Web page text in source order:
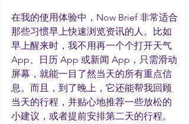
在我的使用体验中，Now Brief 非常适合
那些习惯早上快速浏览资讯的人。比如
早上醒来时，我不用再一个个打开天气
App、日历 App 或新闻 App，只需滑动
屏幕，就能一目了然当天的所有重点信
息。而且，到了晚上，它还能帮我回顾
当天的行程，并贴心地推荐一些放松的
小建议，或者提前安排第二天的行程。